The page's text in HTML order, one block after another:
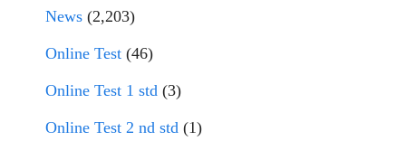
News (2,203)
Online Test (46)
Online Test 1 std (3)
Online Test 2 nd std (1)